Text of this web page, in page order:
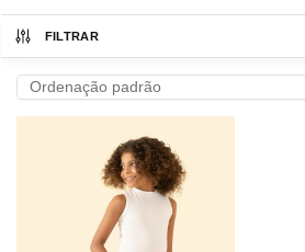
FILTRAR